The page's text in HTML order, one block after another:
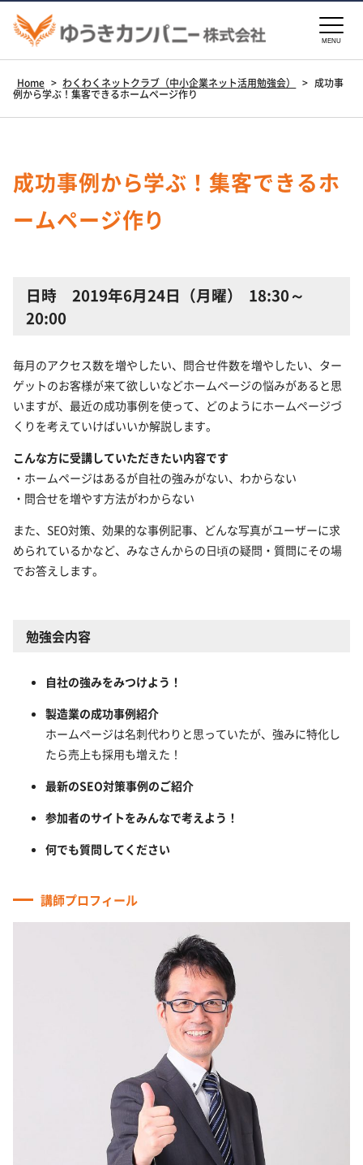
MENU
Home > わくわくネットクラブ（中小企業ネット活用勉強会） > 成功事
例から学ぶ！集客できるホームページ作り
成功事例から学ぶ！集客できるホ
ームページ作り
日時 2019年6月24日（月曜） 18:30～
20:00
毎月のアクセス数を増やしたい、問合せ件数を増やしたい、ター
ゲットのお客様が来て欲しいなどホームページの悩みがあると思
いますが、最近の成功事例を使って、どのようにホームページづ
くりを考えていけばいいか解説します。
こんな方に受講していただきたい内容です
・ホームページはあるが自社の強みがない、わからない
・問合せを増やす方法がわからない
また、SEO対策、効果的な事例記事、どんな写真がユーザーに求
められているかなど、みなさんからの日頃の疑問・質問にその場
でお答えします。
勉強会内容
自社の強みをみつけよう！
製造業の成功事例紹介
ホームページは名刺代わりと思っていたが、強みに特化し
たら売上も採用も増えた！
最新のSEO対策事例のご紹介
参加者のサイトをみんなで考えよう！
何でも質問してください
講師プロフィール